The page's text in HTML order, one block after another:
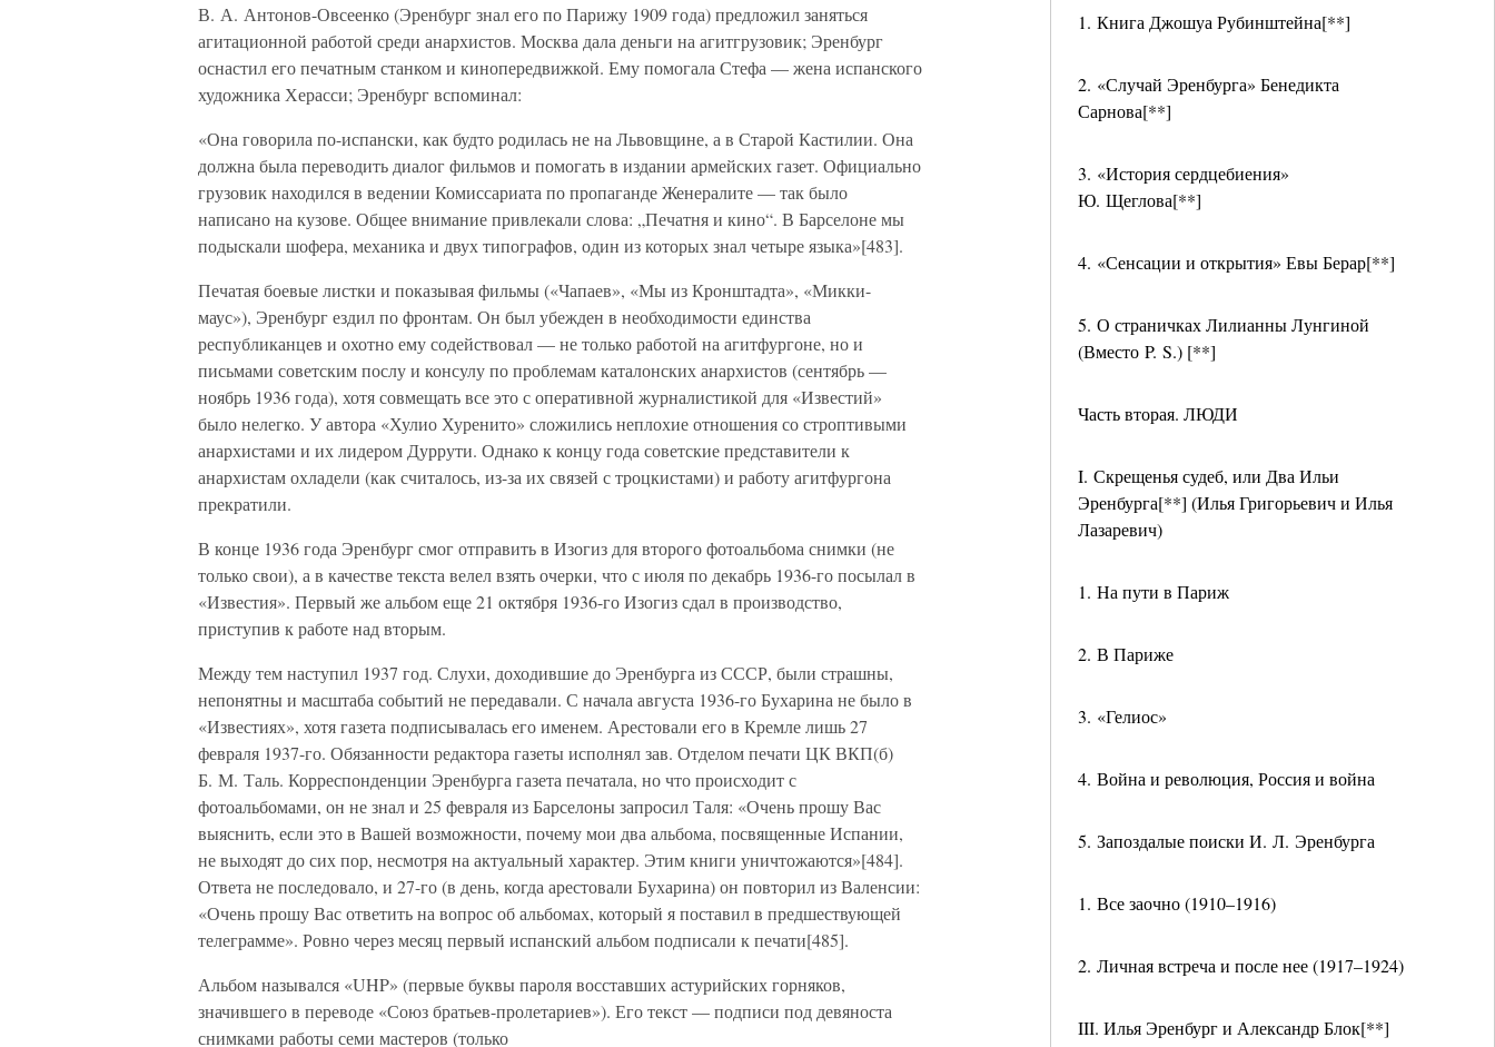
1. Книга Джошуа Рубинштейна[**]
2. «Случай Эренбурга» Бенедикта
Сарнова[**]
3. «История сердцебиения»
Ю. Щеглова[**]
4. «Сенсации и открытия» Евы Берар[**]
5. О страничках Лилианны Лунгиной
(Вместо P. S.) [**]
Часть вторая. ЛЮДИ
I. Скрещенья судеб, или Два Ильи
Эренбурга[**] (Илья Григорьевич и Илья
Лазаревич)
1. На пути в Париж
2. В Париже
3. «Гелиос»
4. Война и революция, Россия и война
5. Запоздалые поиски И. Л. Эренбурга
1. Все заочно (1910–1916)
2. Личная встреча и после нее (1917–1924)
III. Илья Эренбург и Александр Блок[**]
В. А. Антонов-Овсеенко (Эренбург знал его по Парижу 1909 года) предложил заняться
агитационной работой среди анархистов. Москва дала деньги на агитгрузовик; Эренбург
оснастил его печатным станком и кинопередвижкой. Ему помогала Стефа — жена испанского
художника Херасси; Эренбург вспоминал:
«Она говорила по-испански, как будто родилась не на Львовщине, а в Старой Кастилии. Она
должна была переводить диалог фильмов и помогать в издании армейских газет. Официально
грузовик находился в ведении Комиссариата по пропаганде Женералите — так было
написано на кузове. Общее внимание привлекали слова: „Печатня и кино“. В Барселоне мы
подыскали шофера, механика и двух типографов, один из которых знал четыре языка»[483].
Печатая боевые листки и показывая фильмы («Чапаев», «Мы из Кронштадта», «Микки-
маус»), Эренбург ездил по фронтам. Он был убежден в необходимости единства
республиканцев и охотно ему содействовал — не только работой на агитфургоне, но и
письмами советским послу и консулу по проблемам каталонских анархистов (сентябрь —
ноябрь 1936 года), хотя совмещать все это с оперативной журналистикой для «Известий»
было нелегко. У автора «Хулио Хуренито» сложились неплохие отношения со строптивыми
анархистами и их лидером Дуррути. Однако к концу года советские представители к
анархистам охладели (как считалось, из-за их связей с троцкистами) и работу агитфургона
прекратили.
В конце 1936 года Эренбург смог отправить в Изогиз для второго фотоальбома снимки (не
только свои), а в качестве текста велел взять очерки, что с июля по декабрь 1936-го посылал в
«Известия». Первый же альбом еще 21 октября 1936-го Изогиз сдал в производство,
приступив к работе над вторым.
Между тем наступил 1937 год. Слухи, доходившие до Эренбурга из СССР, были страшны,
непонятны и масштаба событий не передавали. С начала августа 1936-го Бухарина не было в
«Известиях», хотя газета подписывалась его именем. Арестовали его в Кремле лишь 27
февраля 1937-го. Обязанности редактора газеты исполнял зав. Отделом печати ЦК ВКП(б)
Б. М. Таль. Корреспонденции Эренбурга газета печатала, но что происходит с
фотоальбомами, он не знал и 25 февраля из Барселоны запросил Таля: «Очень прошу Вас
выяснить, если это в Вашей возможности, почему мои два альбома, посвященные Испании,
не выходят до сих пор, несмотря на актуальный характер. Этим книги уничтожаются»[484].
Ответа не последовало, и 27-го (в день, когда арестовали Бухарина) он повторил из Валенсии:
«Очень прошу Вас ответить на вопрос об альбомах, который я поставил в предшествующей
телеграмме». Ровно через месяц первый испанский альбом подписали к печати[485].
Альбом назывался «UHP» (первые буквы пароля восставших астурийских горняков,
значившего в переводе «Союз братьев-пролетариев»). Его текст — подписи под девяноста
снимками работы семи мастеров (только